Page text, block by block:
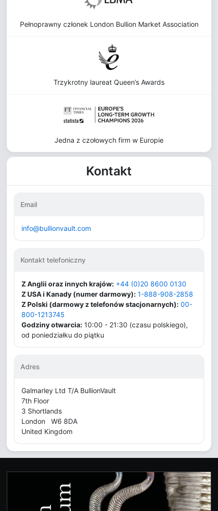
Pełnoprawny członek London Bullion Market Association
Trzykrotny laureat Queen’s Awards
Jedna z czołowych firm w Europie
Kontakt
Email
info@bullionvault.com
Kontakt telefoniczny
Z Anglii oraz innych krajów: +44 (0)20 8600 0130
Z USA i Kanady (numer darmowy): 1-888-908-2858
Z Polski (darmowy z telefonów stacjonarnych): 00-
800-1213745
Godziny otwarcia: 10:00 - 21:30 (czasu polskiego),
od poniedziałku do piątku
Adres
Galmarley Ltd T/A BullionVault
7th Floor
3 Shortlands
London W6 8DA
United Kingdom